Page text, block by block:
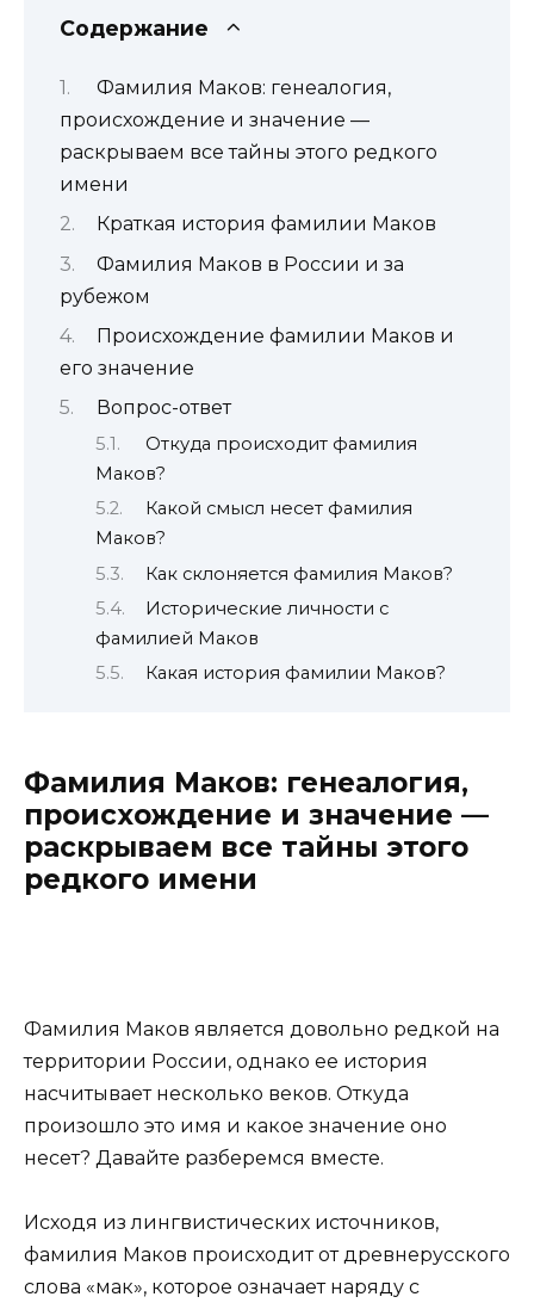
Содержание
Фамилия Маков: генеалогия,
происхождение и значение —
раскрываем все тайны этого редкого
имени
Краткая история фамилии Маков
Фамилия Маков в России и за
рубежом
Происхождение фамилии Маков и
его значение
Вопрос-ответ
Откуда происходит фамилия
Маков?
Какой смысл несет фамилия
Маков?
Как склоняется фамилия Маков?
Исторические личности с
фамилией Маков
Какая история фамилии Маков?
Фамилия Маков: генеалогия,
происхождение и значение —
раскрываем все тайны этого
редкого имени
Фамилия Маков является довольно редкой на
территории России, однако ее история
насчитывает несколько веков. Откуда
произошло это имя и какое значение оно
несет? Давайте разберемся вместе.
Исходя из лингвистических источников,
фамилия Маков происходит от древнерусского
слова «мак», которое означает наряду с